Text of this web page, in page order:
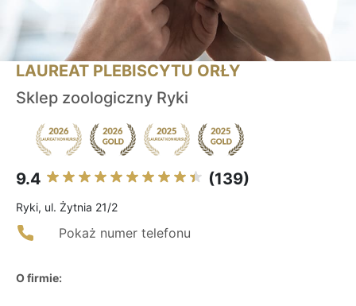
LAUREAT PLEBISCYTU ORŁY
Sklep zoologiczny Ryki
9.4 (139)
Ryki, ul. Żytnia 21/2
Pokaż numer telefonu
O firmie: